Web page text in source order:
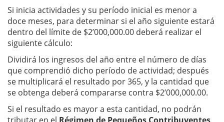
Si inicia actividades y su período inicial es menor a
doce meses, para determinar si el año siguiente estará
dentro del límite de $2’000,000.00 deberá realizar el
siguiente cálculo:
Dividirá los ingresos del año entre el número de días
que comprendió dicho período de actividad; después
se multiplicará el resultado por 365, y la cantidad que
se obtenga deberá compararse contra $2’000,000.00.
Si el resultado es mayor a esta cantidad, no podrán